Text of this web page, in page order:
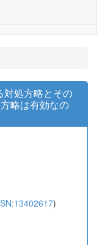
対処方略とその
略は有効なの
)